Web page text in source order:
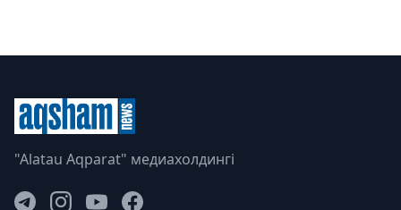
"Alatau Aqparat" медиахолдингі